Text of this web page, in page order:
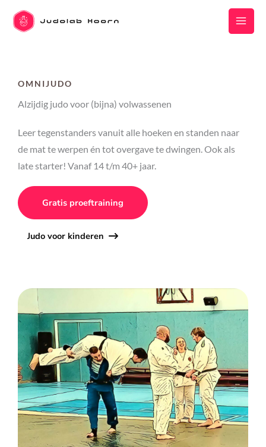
naar
OMNIJUDO
Alzijdig judo voor (bijna) volwassenen
Leer tegenstanders vanuit alle hoeken en standen naar
de mat te werpen én tot overgave te dwingen. Ook als
late starter! Vanaf 14 t/m 40+ jaar.
Gratis proeftraining
Judo voor kinderen